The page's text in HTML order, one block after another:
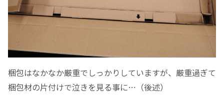
梱包はなかなか厳重でしっかりしていますが、厳重過ぎて
梱包材の片付けで泣きを見る事に…（後述）